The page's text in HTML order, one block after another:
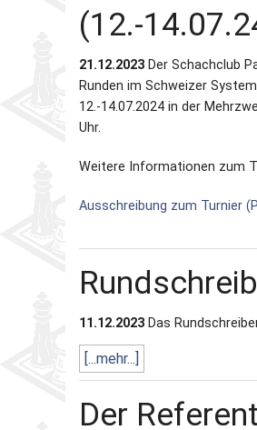
(12.-
21.12.2023 Der Schachclub
Runden im Schweizer
12.-14.07.2024 in der
Uhr.
Weitere Informationen zum
Ausschreibung zum Turnier
11.12.2023 Das
[...mehr...]
Der